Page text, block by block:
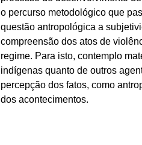
o percurso metodológico que
questão antropológica a
compreensão dos atos de
regime. Para isto, contemplo
indígenas quanto de outros
percepção dos fatos, como
dos acontecimentos.